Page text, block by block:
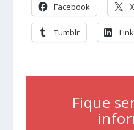
Facebook X
Tumblr
Fique